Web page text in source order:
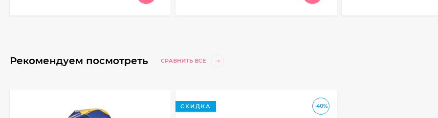
Рекомендуем посмотреть СРАВНИТЬ ВСЕ
-40%
СКИДКА